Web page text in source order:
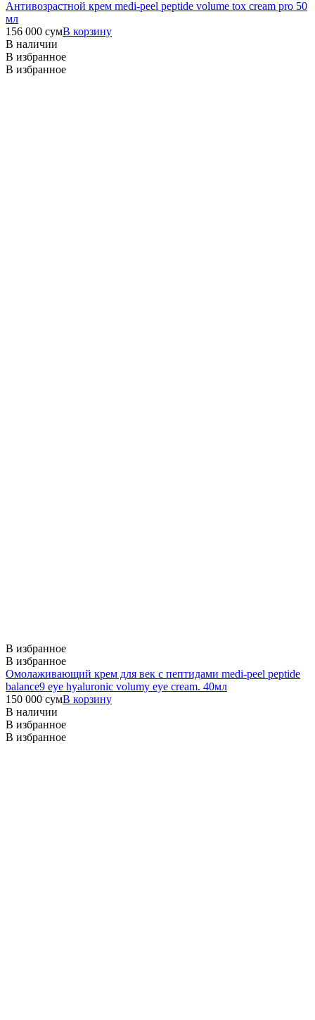
Антивозрастной крем medi-peel peptide volume tox cream pro 50
мл
156 000 сумВ корзину
В наличии
В избранное
В избранное
В избранное
В избранное
Омолаживающий крем для век с пептидами medi-peel peptide
balance9 eye hyaluronic volumy eye cream. 40мл
150 000 сумВ корзину
В наличии
В избранное
В избранное